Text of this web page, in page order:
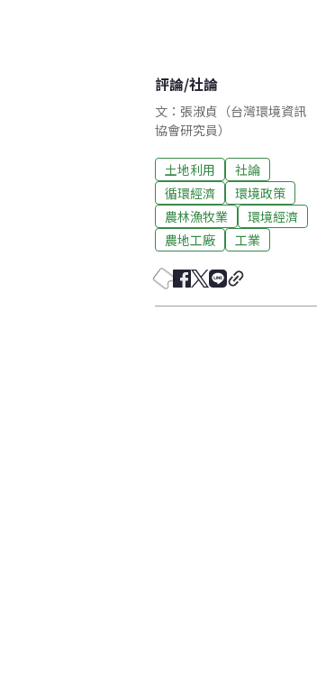
評論/社論
文：張淑貞（台灣環境資訊
協會研究員）
土地利用
社論
循環經濟
環境政策
農林漁牧業
環境經濟
農地工廠
工業